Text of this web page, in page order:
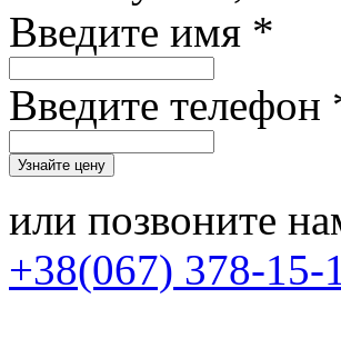
Введите имя *
Введите телефон
или позвоните
+38(067) 378-15-